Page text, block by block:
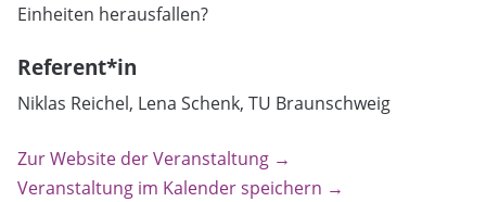
Einheiten herausfallen?
Referent*in
Niklas Reichel, Lena Schenk, TU Braunschweig
Zur Website der Veranstaltung →
Veranstaltung im Kalender speichern →